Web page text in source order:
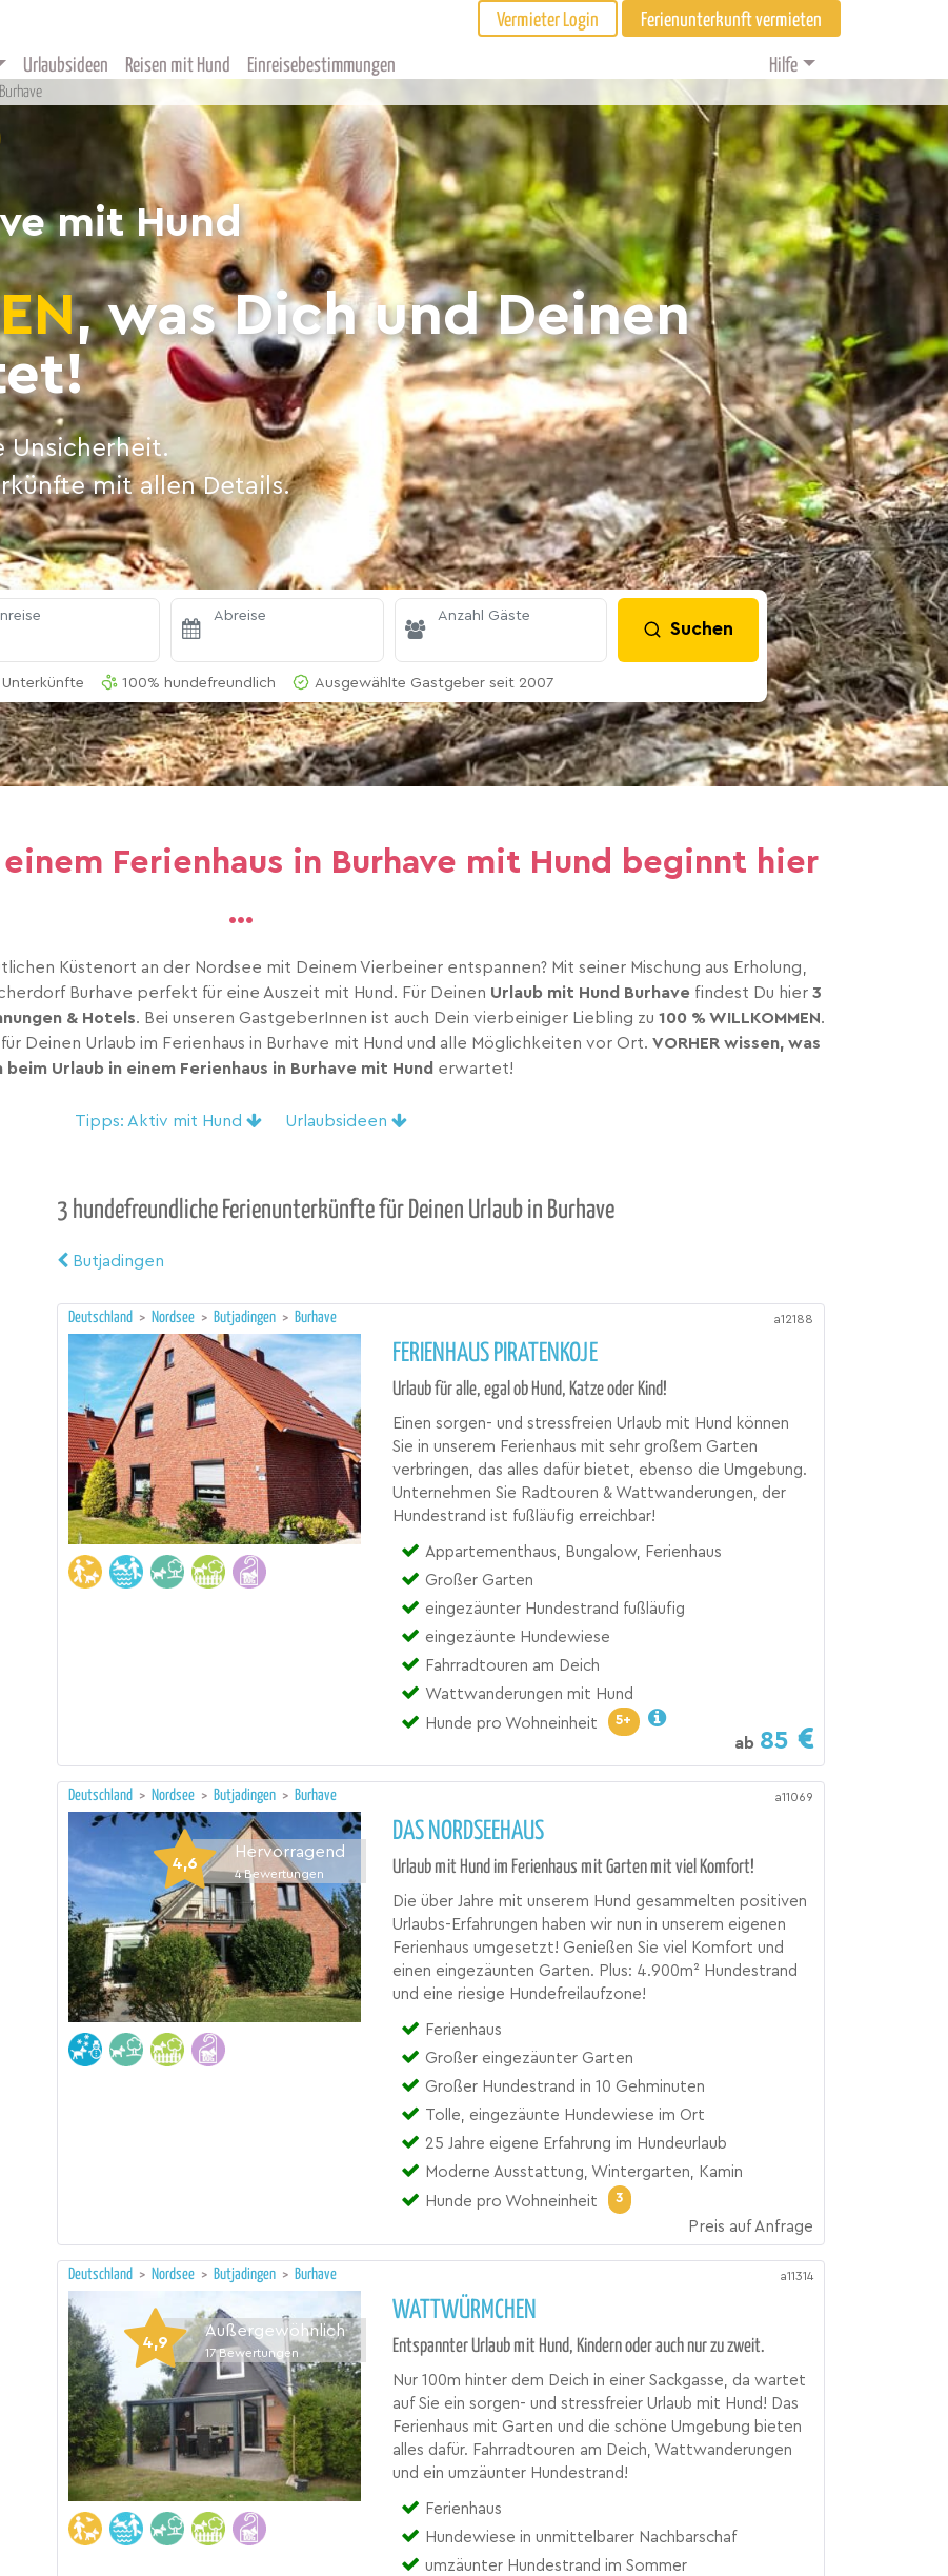
Vermieter Login Ferienunterkunft vermieten
Urlaubsideen Reisen mit Hund Einreisebestimmungen Hilfe
Burhave
mit Hund
, was Dich und Deinen
Unsicherheit.
mit allen Details.
Abreise Anzahl Gäste
Suchen
100% hundefreundlich Ausgewählte Gastgeber seit 2007
Ferienhaus in Burhave mit Hund beginnt hier
…
Küstenort an der Nordsee mit Deinem Vierbeiner entspannen? Mit seiner Mischung aus Erholung,
Burhave perfekt für eine Auszeit mit Hund. Für Deinen Urlaub mit Hund Burhave findest Du hier 3
& Hotels. Bei unseren GastgeberInnen ist auch Dein vierbeiniger Liebling zu 100 % WILLKOMMEN.
Deinen Urlaub im Ferienhaus in Burhave mit Hund und alle Möglichkeiten vor Ort. VORHER wissen, was
beim Urlaub in einem Ferienhaus in Burhave mit Hund erwartet!
Tipps: Aktiv mit Hund Urlaubsideen
3 hundefreundliche Ferienunterkünfte für Deinen Urlaub in Burhave
Butjadingen
Deutschland > Nordsee > Butjadingen > Burhave a12188
FERIENHAUS PIRATENKOJE
Urlaub für alle, egal ob Hund, Katze oder Kind!
Einen sorgen- und stressfreien Urlaub mit Hund können
Sie in unserem Ferienhaus mit sehr großem Garten
verbringen, das alles dafür bietet, ebenso die Umgebung.
Unternehmen Sie Radtouren & Wattwanderungen, der
Hundestrand ist fußläufig erreichbar!
Appartementhaus, Bungalow, Ferienhaus
Großer Garten
eingezäunter Hundestrand fußläufig
eingezäunte Hundewiese
Fahrradtouren am Deich
Wattwanderungen mit Hund
Hunde pro Wohneinheit
5+
ab 85
Deutschland > Nordsee > Butjadingen > Burhave a11069
4,6
Hervorragend
4 Bewertungen
DAS NORDSEEHAUS
Urlaub mit Hund im Ferienhaus mit Garten mit viel Komfort!
Die über Jahre mit unserem Hund gesammelten positiven
Urlaubs-Erfahrungen haben wir nun in unserem eigenen
Ferienhaus umgesetzt! Genießen Sie viel Komfort und
einen eingezäunten Garten. Plus: 4.900m² Hundestrand
und eine riesige Hundefreilaufzone!
Ferienhaus
Großer eingezäunter Garten
Großer Hundestrand in 10 Gehminuten
Tolle, eingezäunte Hundewiese im Ort
25 Jahre eigene Erfahrung im Hundeurlaub
Moderne Ausstattung, Wintergarten, Kamin
Hunde pro Wohneinheit
3
Preis auf Anfrage
Deutschland > Nordsee > Butjadingen > Burhave a11314
4,9
Außergewöhnlich
17 Bewertungen
WATTWÜRMCHEN
Entspannter Urlaub mit Hund, Kindern oder auch nur zu zweit.
Nur 100m hinter dem Deich in einer Sackgasse, da wartet
auf Sie ein sorgen- und stressfreier Urlaub mit Hund! Das
Ferienhaus mit Garten und die schöne Umgebung bieten
alles dafür. Fahrradtouren am Deich, Wattwanderungen
und ein umzäunter Hundestrand!
Ferienhaus
Hundewiese in unmittelbarer Nachbarschaf
umzäunter Hundestrand im Sommer